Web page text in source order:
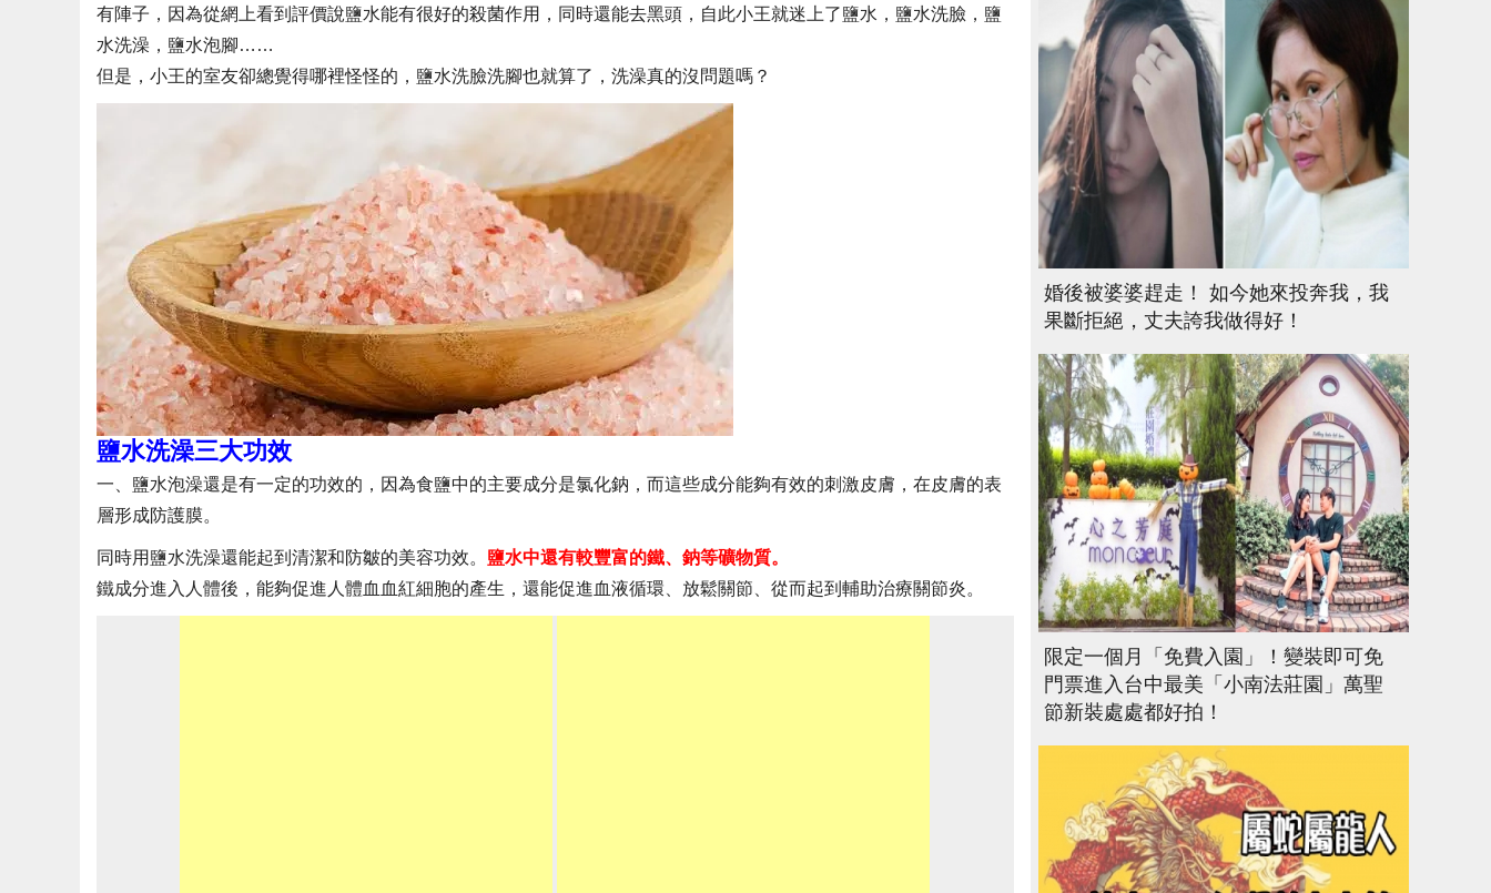
有陣子，因為從網上看到評價說鹽水能有很好的殺菌作用，同時還能去黑頭，自此小王就迷上了鹽水，鹽水洗臉，鹽
水洗澡，鹽水泡腳……
但是，小王的室友卻總覺得哪裡怪怪的，鹽水洗臉洗腳也就算了，洗澡真的沒問題嗎？
鹽水洗澡三大功效
一、鹽水泡澡還是有一定的功效的，因為食鹽中的主要成分是氯化鈉，而這些成分能夠有效的刺激皮膚，在皮膚的表
層形成防護膜。
同時用鹽水洗澡還能起到清潔和防皺的美容功效。 鹽水中還有較豐富的鐵、鈉等礦物質。
鐵成分進入人體後，能夠促進人體血血紅細胞的產生，還能促進血液循環、放鬆關節、從而起到輔助治療關節炎。
婚後被婆婆趕走！ 如今她來投奔我，我
果斷拒絕，丈夫誇我做得好！
限定一個月「免費入園」！變裝即可免
門票進入台中最美「小南法莊園」萬聖
節新裝處處都好拍！